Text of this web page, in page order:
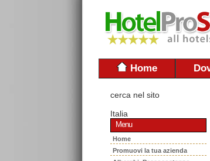
Home
cerca nel sito
Italia
Menu
Home
Promuovi la tua azienda